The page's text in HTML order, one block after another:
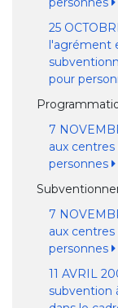
25
l'agrément
pour
7
aux
personnes
7
aux
personnes
11 AVRIL
subvention